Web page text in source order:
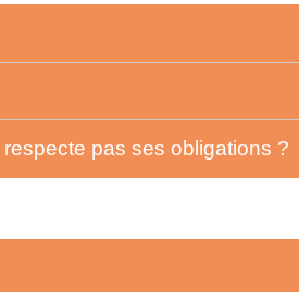
pas ses obligations ?